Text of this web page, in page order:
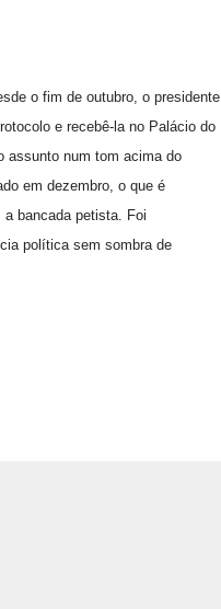
o fim de outubro, o presidente
e recebê-la no Palácio do
assunto num tom acima do
em dezembro, o que é
bancada petista. Foi
política sem sombra de